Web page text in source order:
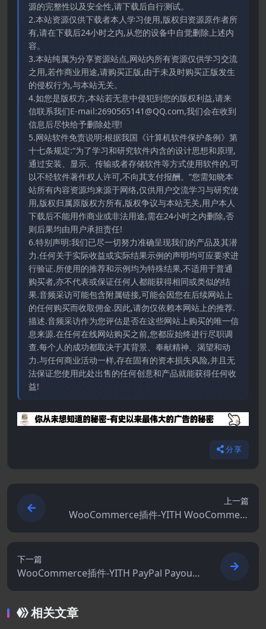
源的完整性以及安全性,请下载后自行测试。
2.本站资源仅供下载者本人学习使用,版权归资源原作者所
有,请在下载后24小时之内,从您的设备中自觉删除上述内
容。
3.本站纯属为分享资源站点,网站内所有资源仅供学习交流
之用,若作商业用途,请购买正版,由于未及时购买正版发生
的侵权行为,与本站无关。
4.如您是版权方,本站若无意中侵犯到您的版权利益,请来
信联系我们E-mail:2690565141@QQ.com,我们会在收到
信息后尽快给予删除处理!
5.网站软件免责说明:根据我国《计算机软件保护条例》第
十七条规定:“为了学习和研究软件内含的设计思想和原理,
通过安装、显示、传输或者存储软件等方式使用软件的,可
以不经软件著作权人许可,不向其支付报酬。”您需知晓本
站所有内容资源均来源于网络,仅供用户交流学习与研究使
用,版权归属原版权方所有,版权争议与本站无关,用户本人
下载后不能用作商业或非法用途,需在24小时之内删除,否
则后果均由用户承担责任!
6.特别声明:我们已尽一切努力准确呈现我们的产品及其潜
力.任何关于实际收益或实际结果示例的声明均可应要求进
行验证.所使用的推荐和示例均为特殊结果,不适用于普通
购买者,亦不代表或保证任何人都能获得相同或类似的结
果.音频采访可能包含附属链接,可能会因您在后续网站上
的任何购买而收取佣金.因此,请勿仅依赖本网站上的推荐.
描述.音频采访作为您评估是否在这些网站上购买的唯一信
息来源.在任何在线网站购买之前,您都应始终进行尽职调
查.每个人的成功都取决于其背景、奉献精神、渴望和动
力.与任何商业活动一样,存在固有的资本损失风险,并且无
法保证您使用此处出售的任何创意和产品就能获得任何收
益!
分享
上一篇
WooCommerce插件-YITH WooCommerc
e Multi Vendor / Marketplace Premium
5.10.0
下一篇
WooCommerce插件-YITH PayPal Payouts
for WooCommerce Premium 3.14.0
相关文章